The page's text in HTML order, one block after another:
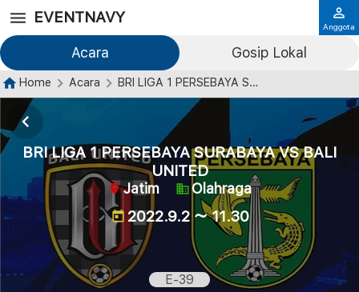
EVENTNAVY
Acara Gosip Lokal
Anggota
Home Acara BRI LIGA 1 PERSEBAYA SURABAYA VS BALI UNITED
BRI LIGA 1 PERSEBAYA SURABAYA VS BALI
UNITED
Jatim Olahraga
2022.9.2 ～ 11.30
E-39